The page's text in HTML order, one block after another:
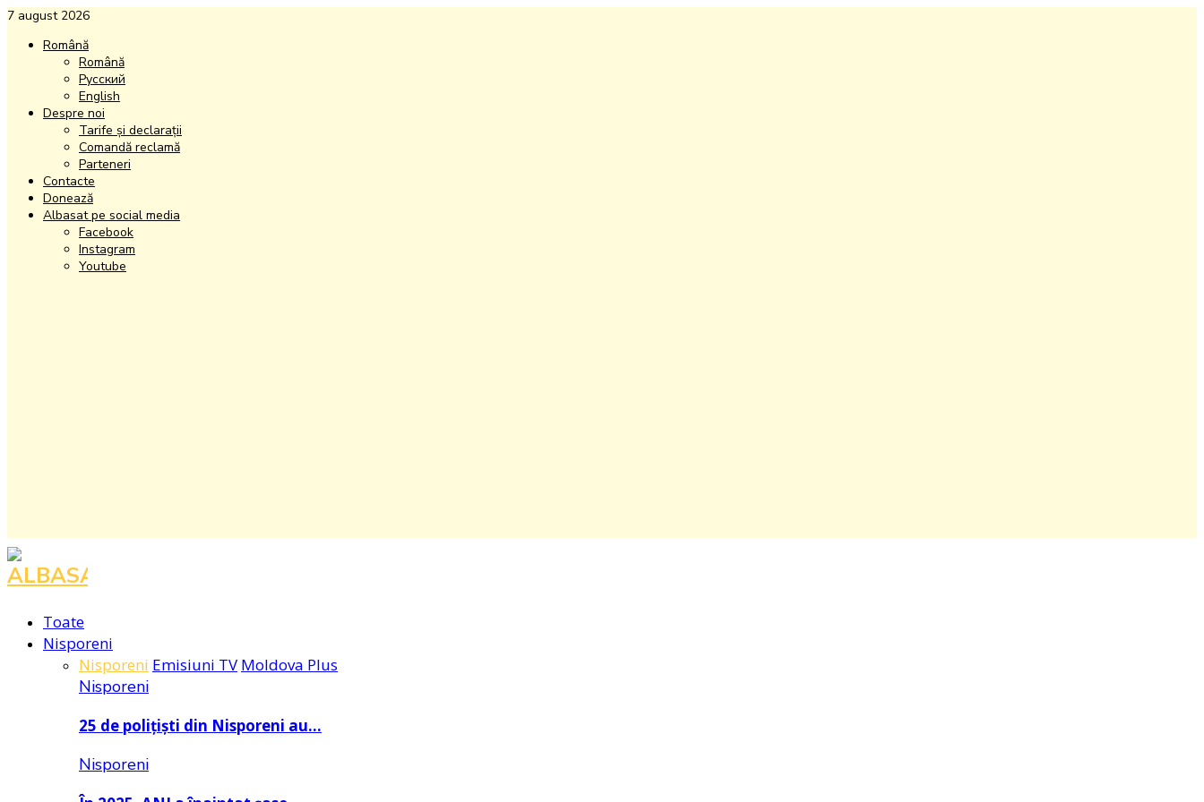
7 august 2026
Română
Română
Русский
English
Despre noi
Tarife și declarații
Comandă reclamă
Parteneri
Contacte
Donează
Albasat pe social media
Facebook
Instagram
Youtube
Toate
Nisporeni
Nisporeni Emisiuni TV Moldova Plus
Nisporeni
25 de polițiști din Nisporeni au…
Nisporeni